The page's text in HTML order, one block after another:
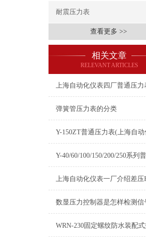
耐震压力表
查看更多 >>
相关文章
RELEVANT ARTICLES
弹簧管压力表的分类
数显压力控制器是怎样检测信